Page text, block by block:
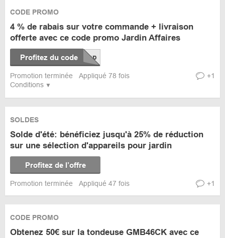
Conditions
CODE PROMO
4 % de rabais sur votre commande + livraison
offerte avec ce code promo Jardin Affaires
Profitez du code
Promotion terminée Appliqué 78 fois +1
SOLDES
Solde d'été: bénéficiez jusqu'à 25% de réduction
sur une sélection d'appareils pour jardin
Profitez de l’offre
Promotion terminée Appliqué 47 fois +1
CODE PROMO
Obtenez 50€ sur la tondeuse GMB46CK avec ce